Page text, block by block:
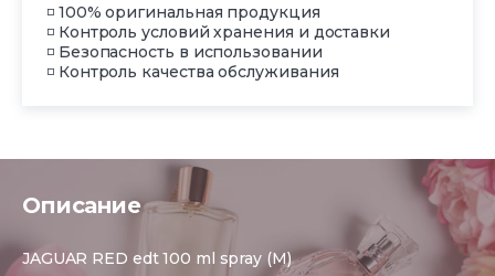
◽ 100% оригинальная продукция
◽ Контроль условий хранения и доставки
◽ Безопасность в использовании
◽ Контроль качества обслуживания
Описание
JAGUAR RED edt 100 ml spray (M)